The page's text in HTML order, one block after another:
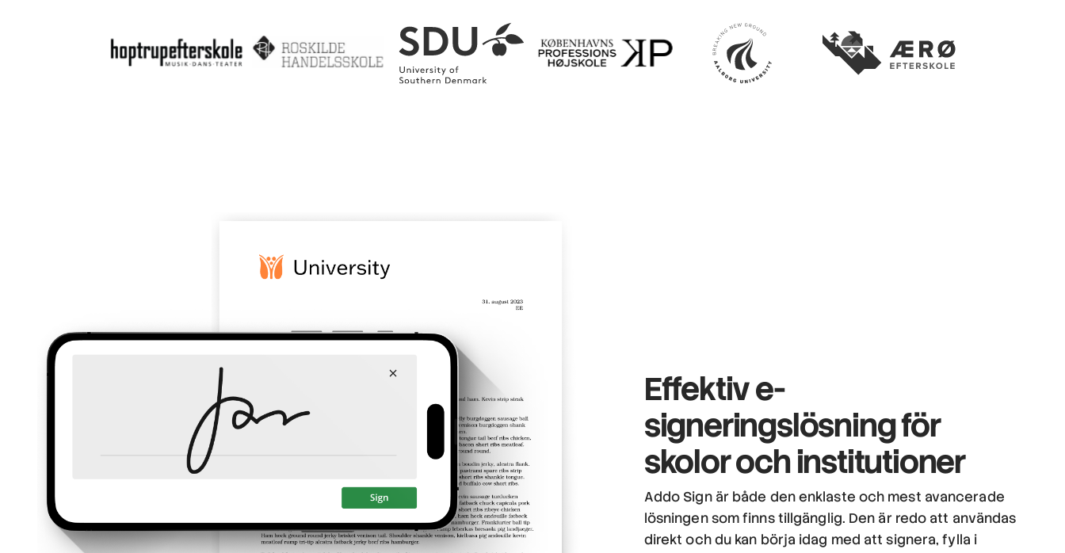
Effektiv e-
signeringslösningför
skolor och institutioner
Addo Sign är både den enklaste och mest avancerade
lösningen som finns tillgänglig. Den är redo att användas
direkt och du kan börja idag med att signera, fylla i